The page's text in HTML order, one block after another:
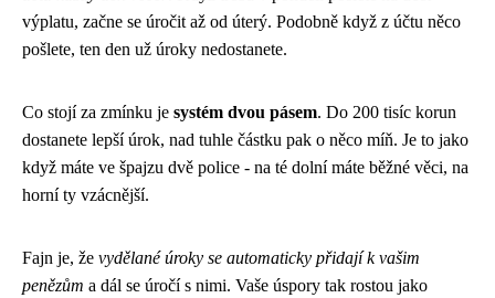
výplatu, začne se úročit až od úterý. Podobně když z účtu něco
pošlete, ten den už úroky nedostanete.
Co stojí za zmínku je systém dvou pásem. Do 200 tisíc korun
dostanete lepší úrok, nad tuhle částku pak o něco míň. Je to jako
když máte ve špajzu dvě police - na té dolní máte běžné věci, na
horní ty vzácnější.
Fajn je, že vydělané úroky se automaticky přidají k vašim
penězům a dál se úročí s nimi. Vaše úspory tak rostou jako